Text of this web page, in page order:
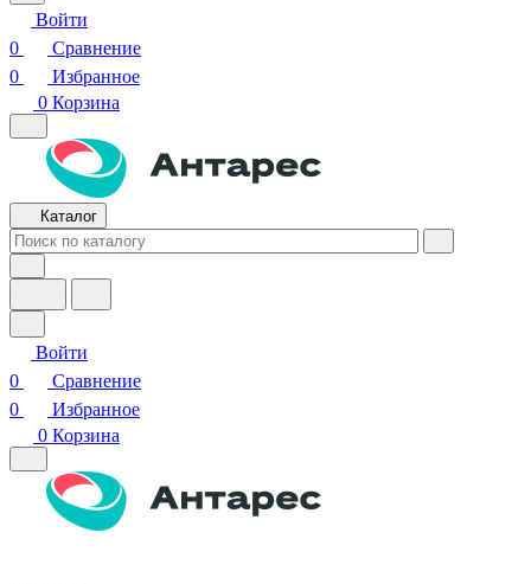
Войти
0
Сравнение
0
Избранное
0 Корзина
Каталог
Войти
0
Сравнение
0
Избранное
0 Корзина